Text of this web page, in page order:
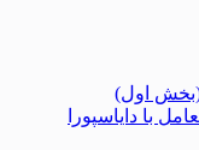
اول)
با دایاسپورا